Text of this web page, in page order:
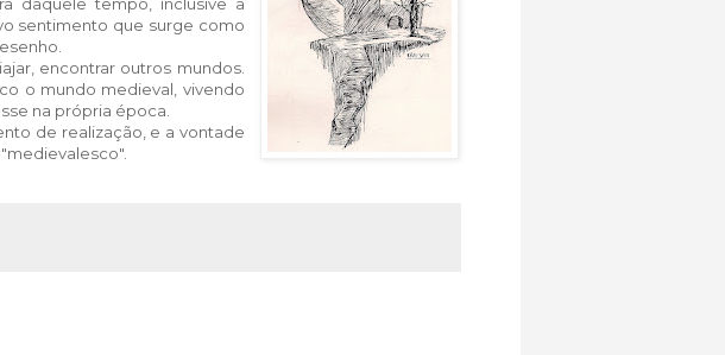
sentimento que surge como
encontrar outros mundos.
o mundo medieval, vivendo
na própria época.
de realização, e a vontade